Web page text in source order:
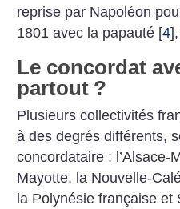
reprise par Napoléon
1801 avec la papauté [4]
Le concordat
partout ?
Plusieurs collectivités
à des degrés différents,
concordataire : l’Alsace-
Mayotte, la Nouvelle-
la Polynésie française